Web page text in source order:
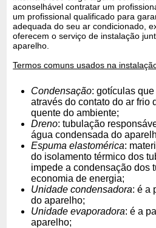
aconselhável contratar um
um profissional qualificado para
adequada do seu ar condicionado,
oferecem o serviço de instalação
aparelho.
Termos comuns usados na
Condensação: gotículas
através do contato do ar frio
quente do ambiente;
Dreno: tubulação
água condensada do
Espuma elastomérica:
do isolamento térmico dos
impede a condensação dos
economia de energia;
Unidade condensadora: é a
do aparelho;
Unidade evaporadora: é a
aparelho;